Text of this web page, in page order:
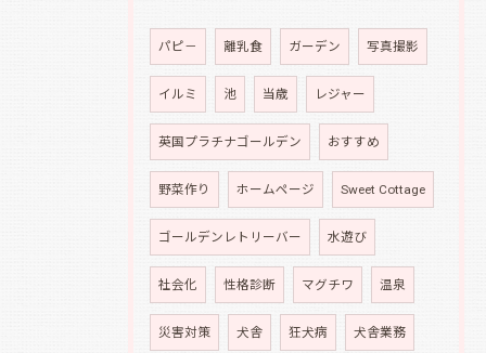
パピ－ 離乳食 ガーデン 写真撮影
イルミ 池 当歳 レジャー
英国プラチナゴールデン おすすめ
野菜作り ホームページ Sweet Cottage
ゴールデンレトリーバー 水遊び
社会化 性格診断 マグチワ 温泉
災害対策 犬舎 狂犬病 犬舎業務